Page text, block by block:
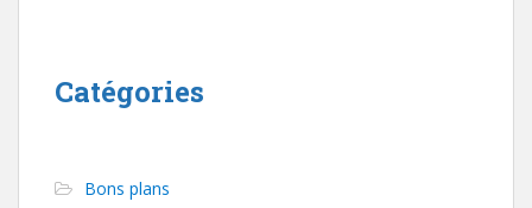
Catégories
Bons plans